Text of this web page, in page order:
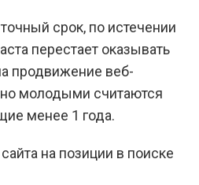
срок, по истечении
перестает оказывать
продвижение веб-
молодыми считаются
менее 1 года.